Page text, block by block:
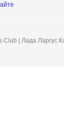
| Лада Ларгус